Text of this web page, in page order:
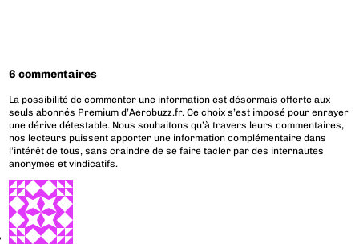
6 commentaires
La possibilité de commenter une information est désormais offerte aux
seuls abonnés Premium d’Aerobuzz.fr. Ce choix s’est imposé pour enrayer
une dérive détestable. Nous souhaitons qu’à travers leurs commentaires,
nos lecteurs puissent apporter une information complémentaire dans
l’intérêt de tous, sans craindre de se faire tacler par des internautes
anonymes et vindicatifs.